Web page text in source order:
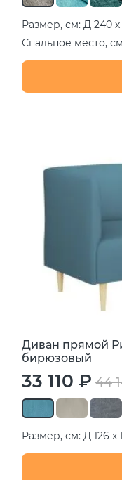
Размер, см: Д 240
Спальное место,
Диван прямой
бирюзовый
33 110 ₽ 44
Размер, см: Д 126